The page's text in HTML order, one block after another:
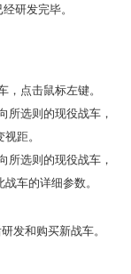
研发完毕。
点击鼠标左键。
选则的现役战车，
距。
选则的现役战车，
车的详细参数。
发和购买新战车。